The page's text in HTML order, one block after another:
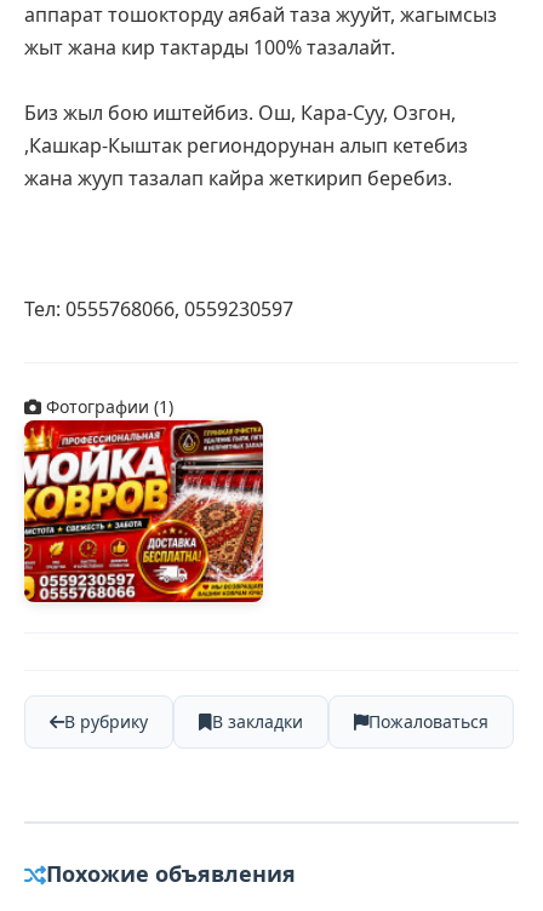
аппарат тошокторду аябай таза жууйт, жагымсыз
жыт жана кир тактарды 100% тазалайт.
Биз жыл бою иштейбиз. Ош, Кара-Суу, Озгон,
,Кашкар-Кыштак региондорунан алып кетебиз
жана жууп тазалап кайра жеткирип беребиз.
Тел: 0555768066, 0559230597
Фотографии (1)
В рубрику В закладки Пожаловаться
Похожие объявления